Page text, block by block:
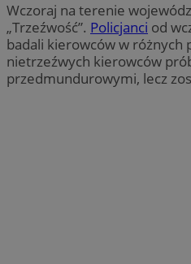
Wczoraj na terenie
„Trzeźwość”. Policjanci od
badali kierowców w różnych
nietrzeźwych kierowców
przedmundurowymi, lecz